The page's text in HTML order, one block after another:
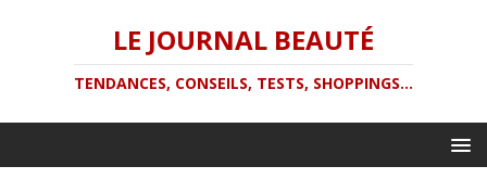
LE JOURNAL BEAUTÉ
TENDANCES, CONSEILS, TESTS, SHOPPINGS...